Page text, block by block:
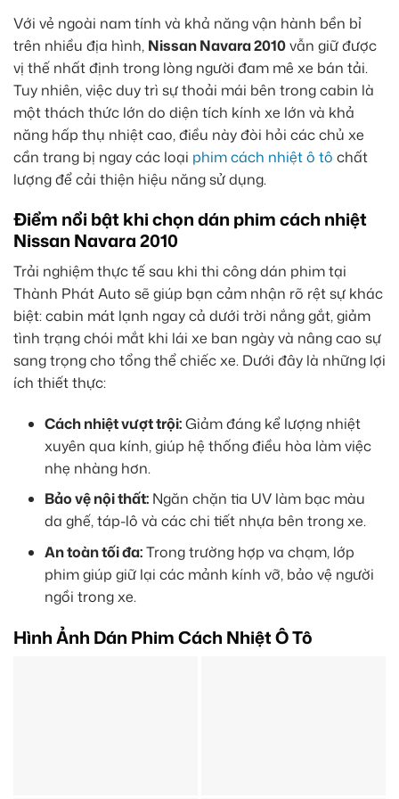
Với vẻ ngoài nam tính và khả năng vận hành bền bỉ
trên nhiều địa hình, Nissan Navara 2010vẫn giữ được
vị thế nhất định trong lòng người đam mê xe bán tải.
Tuy nhiên, việc duy trì sự thoải mái bên trong cabin là
một thách thức lớn do diện tích kính xe lớn và khả
năng hấp thụ nhiệt cao, điều này đòi hỏi các chủ xe
cần trang bị ngay các loại phim cách nhiệt ô tô chất
lượng để cải thiện hiệu năng sử dụng.
Điểm nổi bật khi chọn dán phim cách nhiệt
Nissan Navara 2010
Trải nghiệm thực tế sau khi thi công dán phim tại
Thành Phát Auto sẽ giúp bạn cảm nhận rõ rệt sự khác
biệt: cabin mát lạnh ngay cả dưới trời nắng gắt, giảm
tình trạng chói mắt khi lái xe ban ngày và nâng cao sự
sang trọng cho tổng thể chiếc xe. Dưới đây là những lợi
ích thiết thực:
Cách nhiệt vượt trội:Giảm đáng kể lượng nhiệt
xuyên qua kính, giúp hệ thống điều hòa làm việc
nhẹ nhàng hơn.
Bảo vệ nội thất: Ngăn chặn tia UV làm bạc màu
da ghế, táp-lô và các chi tiết nhựa bên trong xe.
An toàn tối đa:Trong trường hợp va chạm, lớp
phim giúp giữ lại các mảnh kính vỡ, bảo vệ người
ngồi trong xe.
Hình Ảnh Dán Phim Cách Nhiệt Ô Tô